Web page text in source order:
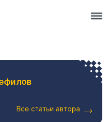
Все статьи автора